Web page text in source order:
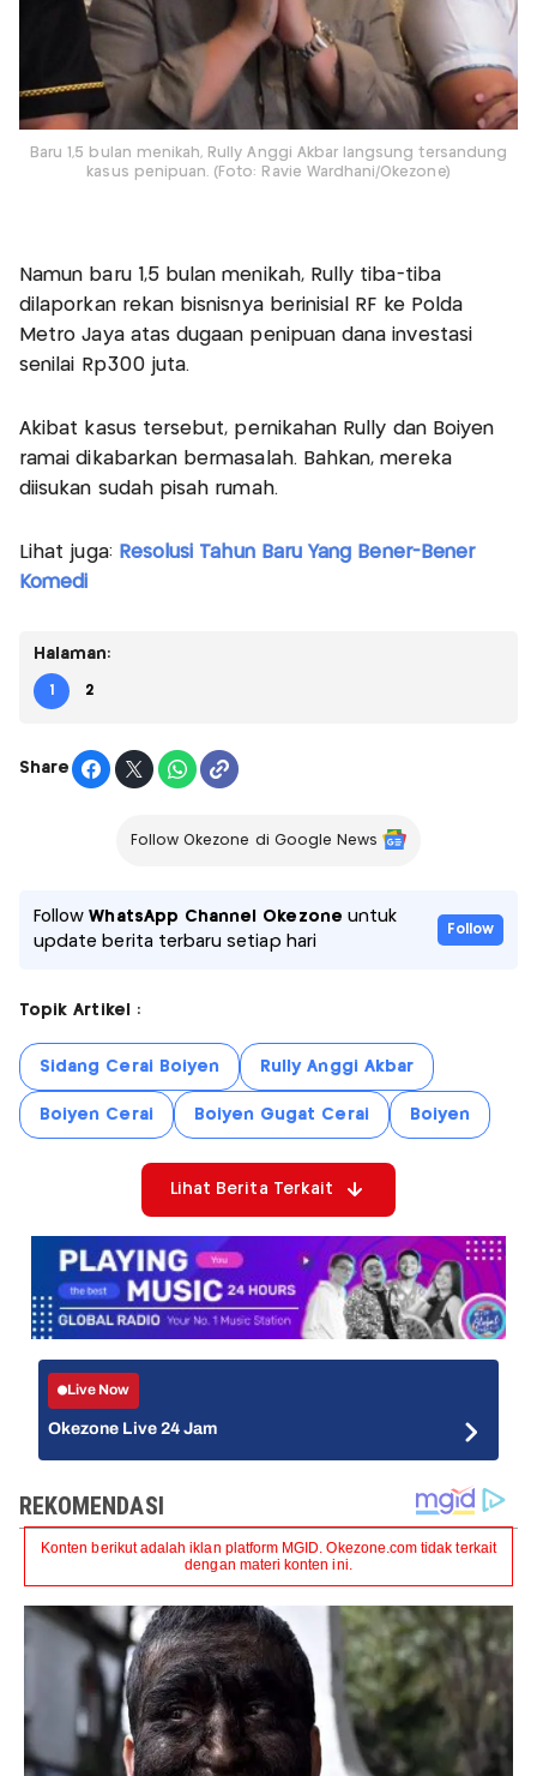
Baru 1,5 bulan menikah, Rully Anggi Akbar langsung tersandung
kasus penipuan. (Foto: Ravie Wardhani/Okezone)
Namun baru 1,5 bulan menikah, Rully tiba-tiba
dilaporkan rekan bisnisnya berinisial RF ke Polda
Metro Jaya atas dugaan penipuan dana investasi
senilai Rp300 juta.
Akibat kasus tersebut, pernikahan Rully dan Boiyen
ramai dikabarkan bermasalah. Bahkan, mereka
diisukan sudah pisah rumah.
Lihat juga: Resolusi Tahun Baru Yang Bener-Bener
Komedi
Halaman:
1 2
Share
Follow Okezone di Google News
FollowWhatsApp Channel Okezone untuk
update berita terbaru setiap hari
Follow
Topik Artikel :
Sidang Cerai Boiyen Rully Anggi Akbar
Boiyen Cerai Boiyen Gugat Cerai Boiyen
Lihat Berita Terkait
Live Now
Okezone Live 24 Jam